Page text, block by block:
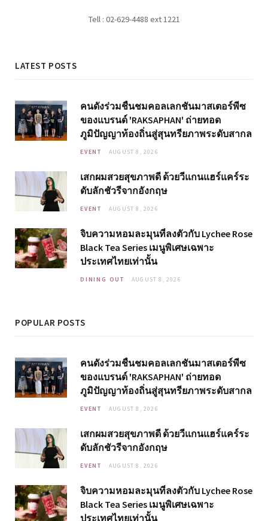
Tell : 02-629-4488 ext 1221
LATEST POSTS
คนดังร่วมชื่นชมคอลเลกชันมาสเตอร์พีซ
ของแบรนด์ 'RAKSAPHAN' ถ่ายทอด
ภูมิปัญญาท้องถิ่นสู่สุนทรียภาพระดับสากล
EVENT AUGUST 8, 2026
เสกผมสวยสุขภาพดี ด้วยวีแกนแฮร์แคร์ระ
ดับลักชัวรีจากอังกฤษ
EVENT AUGUST 8, 2026
จิบความหอมละมุนที่ลงตัวกับ Lychee Rose
Black Tea Series เมนูพิเศษเฉพาะ
ประเทศไทยเท่านั้น
DINING OUT AUGUST 8, 2026
POPULAR POSTS
คนดังร่วมชื่นชมคอลเลกชันมาสเตอร์พีซ
ของแบรนด์ 'RAKSAPHAN' ถ่ายทอด
ภูมิปัญญาท้องถิ่นสู่สุนทรียภาพระดับสากล
EVENT AUGUST 8, 2026
เสกผมสวยสุขภาพดี ด้วยวีแกนแฮร์แคร์ระ
ดับลักชัวรีจากอังกฤษ
EVENT AUGUST 8, 2026
จิบความหอมละมุนที่ลงตัวกับ Lychee Rose
Black Tea Series เมนูพิเศษเฉพาะ
ประเทศไทยเท่านั้น